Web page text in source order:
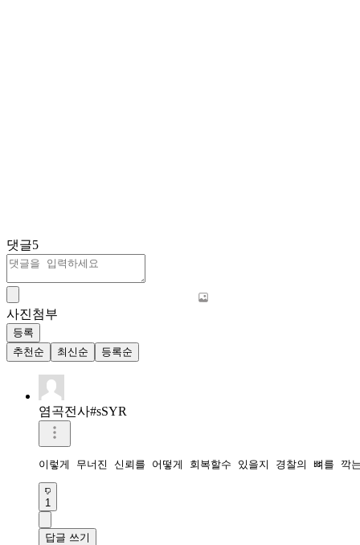
댓글5
사진첨부
등록
추천순
최신순 등록순
염곡전사#sSYR
이렇게 무너진 신뢰를 어떻게 회복할수 있을지 경찰의 뼈를 깍
1
답글 쓰기